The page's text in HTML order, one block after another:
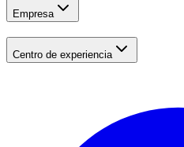
Empresa
Centro de experiencia